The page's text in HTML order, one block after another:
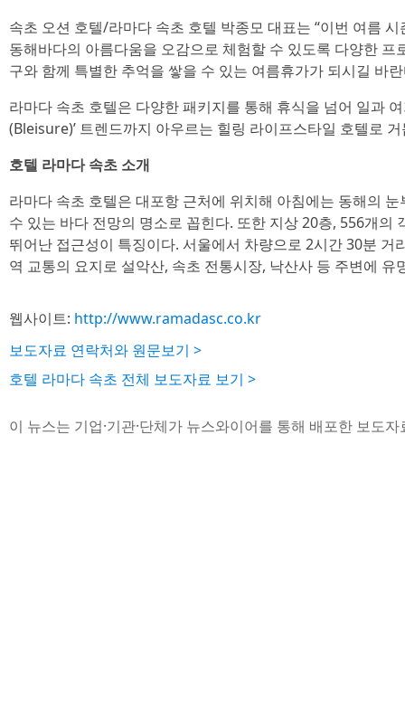
속초 오션 호텔/라마다 속초 호텔 박종모 대표는 “이번 여름
동해바다의 아름다움을 오감으로 체험할 수 있도록 다양한 프
구와 함께 특별한 추억을 쌓을 수 있는 여름휴가가 되시길 바
라마다 속초 호텔은 다양한 패키지를 통해 휴식을 넘어 일과
(Bleisure)’ 트렌드까지 아우르는 힐링 라이프스타일 호텔로
호텔 라마다 속초 소개
라마다 속초 호텔은 대포항 근처에 위치해 아침에는 동해의
수 있는 바다 전망의 명소로 꼽힌다. 또한 지상 20층, 556개의
뛰어난 접근성이 특징이다. 서울에서 차량으로 2시간 30분 거
역 교통의 요지로 설악산, 속초 전통시장, 낙산사 등 주변에 유
웹사이트: http://www.ramadasc.co.kr
보도자료 연락처와 원문보기 >
호텔 라마다 속초 전체 보도자료 보기 >
이 뉴스는 기업·기관·단체가 뉴스와이어를 통해 배포한 보도